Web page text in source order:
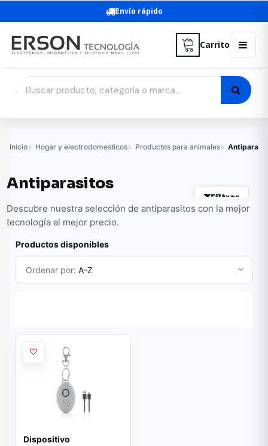
Envío rápido
Carrito
Inicio Hogar y electrodomesticos Productos para animales
Antiparasitos
Filtrar
Descubre nuestra selección de antiparasitos con la mejor
tecnología al mejor precio.
Productos disponibles
Ordenar por: A-Z
Dispositivo